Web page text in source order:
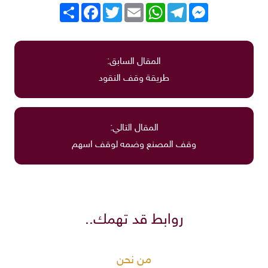
انشر
FacebookTwitterEmail
WhatsAppTelegram
Messenger
المقال السابق:
طريقة وقف النقود
المقال التالي:
وقف المصنع وضمه لوقف اسهم
روابط قد تهمك..
من نحن